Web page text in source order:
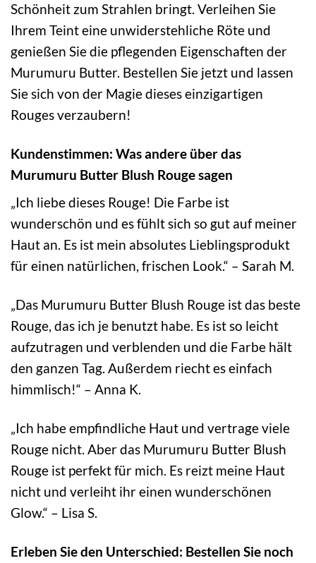
Schönheit zum Strahlen bringt. Verleihen Sie
Ihrem Teint eine unwiderstehliche Röte und
genießen Sie die pflegenden Eigenschaften der
Murumuru Butter. Bestellen Sie jetzt und lassen
Sie sich von der Magie dieses einzigartigen
Rouges verzaubern!
Kundenstimmen: Was andere über das
Murumuru Butter Blush Rouge sagen
„Ich liebe dieses Rouge! Die Farbe ist
wunderschön und es fühlt sich so gut auf meiner
Haut an. Es ist mein absolutes Lieblingsprodukt
für einen natürlichen, frischen Look.“ – Sarah M.
„Das Murumuru Butter Blush Rouge ist das beste
Rouge, das ich je benutzt habe. Es ist so leicht
aufzutragen und verblenden und die Farbe hält
den ganzen Tag. Außerdem riecht es einfach
himmlisch!“ – Anna K.
„Ich habe empfindliche Haut und vertrage viele
Rouge nicht. Aber das Murumuru Butter Blush
Rouge ist perfekt für mich. Es reizt meine Haut
nicht und verleiht ihr einen wunderschönen
Glow.“ – Lisa S.
Erleben Sie den Unterschied: Bestellen Sie noch